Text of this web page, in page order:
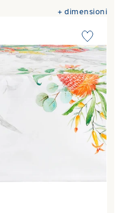
+dimensioni
in Raso di cotone Oliva